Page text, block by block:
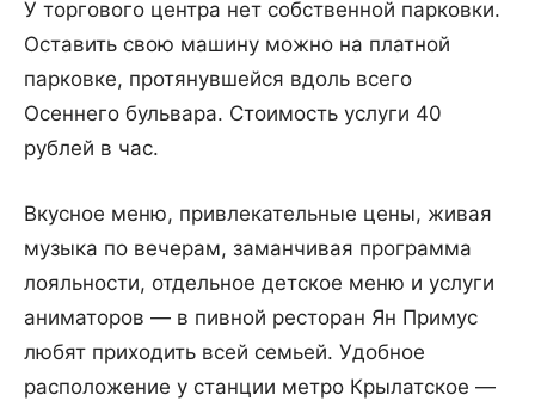
У торгового центра нет собственной парковки.
Оставить свою машину можно на платной
парковке, протянувшейся вдоль всего
Осеннего бульвара. Стоимость услуги 40
рублей в час.
Вкусное меню, привлекательные цены, живая
музыка по вечерам, заманчивая программа
лояльности, отдельное детское меню и услуги
аниматоров — в пивной ресторан Ян Примус
любят приходить всей семьей. Удобное
расположение у станции метро Крылатское —